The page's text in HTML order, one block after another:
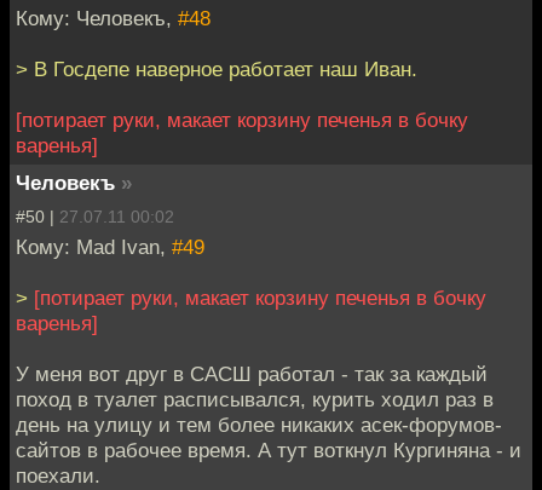
Кому: Человекъ, #48
> В Госдепе наверное работает наш Иван.
[потирает руки, макает корзину печенья в бочку
варенья]
Человекъ »
#50 | 27.07.11 00:02
Кому: Mad Ivan, #49
> [потирает руки, макает корзину печенья в бочку
варенья]
У меня вот друг в САСШ работал - так за каждый
поход в туалет расписывался, курить ходил раз в
день на улицу и тем более никаких асек-форумов-
сайтов в рабочее время. А тут воткнул Кургиняна - и
поехали.